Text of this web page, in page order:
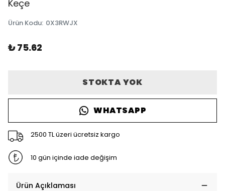
Keçe
Ürün Kodu: 0X3RWJX
₺ 75.62
STOKTA YOK
WHATSAPP
2500 TL üzeri ücretsiz kargo
10 gün içinde iade değişim
Ürün Açıklaması